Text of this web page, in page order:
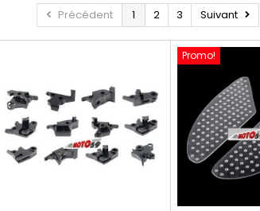
Précédent 1 2 3 Suivant
Promo!